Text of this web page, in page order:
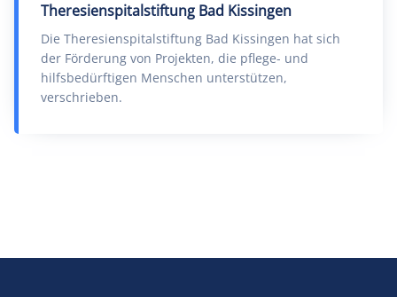
Theresienspitalstiftung Bad Kissingen
Die Theresienspitalstiftung Bad Kissingen hat sich
der Förderung von Projekten, die pflege- und
hilfsbedürftigen Menschen unterstützen,
verschrieben.